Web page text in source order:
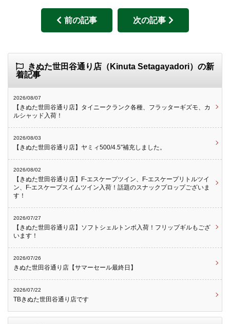
前の記事 次の記事
きぬた世田谷通り店（Kinuta Setagayadori）の新
着記事
2026/08/07
【きぬた世田谷通り店】タイニークランク各種、フラッターギズモ、カ
ルシャッド入荷！
2026/08/03
【きぬた世田谷通り店】ヤミィ500/4.5″補充しました。
2026/08/02
【きぬた世田谷通り店】F-エスケープツイン、F-エスケープリトルツイ
ン、F-エスケープスイムツイン入荷！話題のスナックプロップございま
す！
2026/07/27
【きぬた世田谷通り店】ソフトシェルトンボ入荷！フリップギルもござ
います！
2026/07/26
きぬた世田谷通り店【サマーセール最終日】
2026/07/22
TBきぬた世田谷通り店です